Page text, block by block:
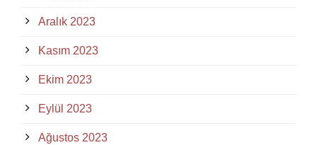
Aralık 2023
Kasım 2023
Ekim 2023
Eylül 2023
Ağustos 2023